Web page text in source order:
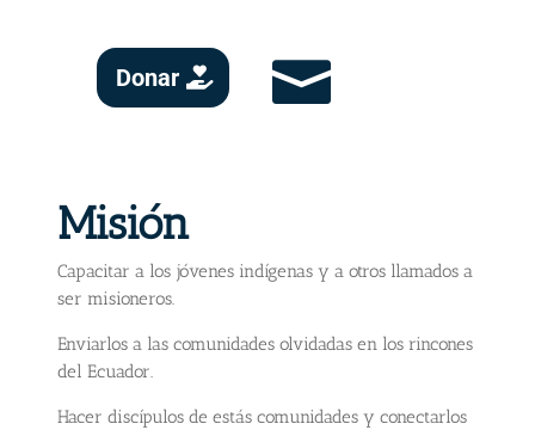
Donar 
Misión
Capacitar a los jóvenes indígenas y a otros llamados a
ser misioneros.
Enviarlos a las comunidades olvidadas en los rincones
del Ecuador.
Hacer discípulos de estás comunidades y conectarlos